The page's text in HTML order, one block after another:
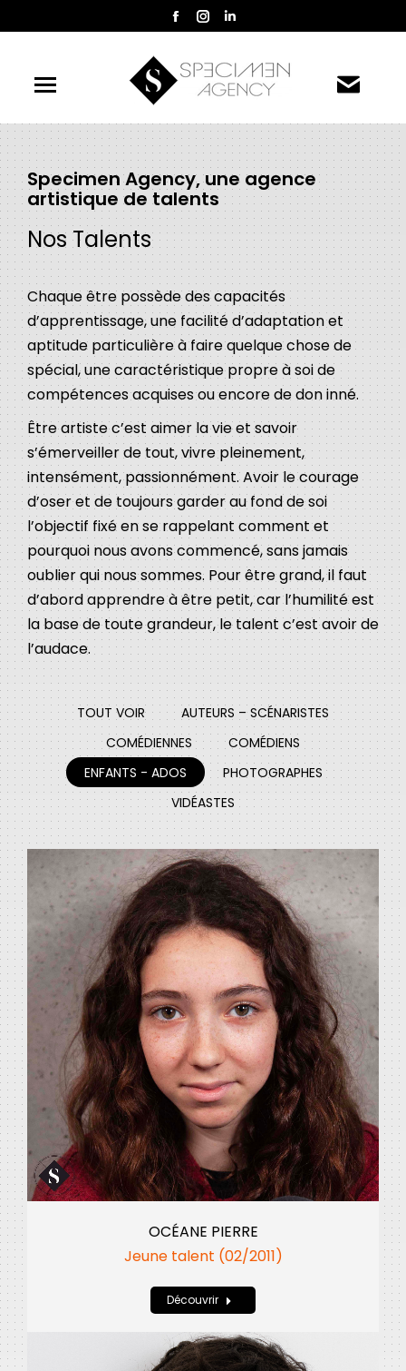
La
page
Facebook
s'ouvre
une
nouvelle
fenêtre
La
page
Instagram
s'ouvre
une
nouvelle
fenêtre
page
LinkedIn
s'ouvre
une
nouvelle
fenêtre
Specimen Agency, une agence
artistique de talents
Nos Talents
Chaque être possède des capacités
d’apprentissage, une facilité d’adaptation et
aptitude particulière à faire quelque chose de
spécial, une caractéristique propre à soi de
compétences acquises ou encore de don inné.
Être artiste c’est aimer la vie et savoir
s’émerveiller de tout, vivre pleinement,
intensément, passionnément. Avoir le courage
d’oser et de toujours garder au fond de soi
l’objectif fixé en se rappelant comment et
pourquoi nous avons commencé, sans jamais
oublier qui nous sommes. Pour être grand, il faut
d’abord apprendre à être petit, car l’humilité est
la base de toute grandeur, le talent c’est avoir de
l’audace.
TOUT VOIR
AUTEURS – SCÉNARISTES
COMÉDIENNES
COMÉDIENS
ENFANTS - ADOS
PHOTOGRAPHES
VIDÉASTES
OCÉANE PIERRE
Jeune talent (02/2011)
Découvrir